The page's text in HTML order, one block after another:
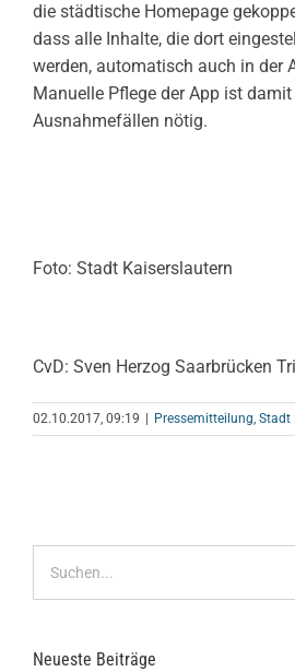
die städtische Homepage
dass alle Inhalte, die dort
werden, automatisch auch in der
Manuelle Pflege der App ist
Ausnahmefällen nötig.
Foto: Stadt Kaiserslautern
CvD: Sven Herzog Saarbrücken
02.10.2017, 09:19 Pressemitteilung, Stadt
nach:
Neueste Beiträge